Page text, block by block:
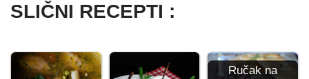
SLIČNI RECEPTI :
Ručak na